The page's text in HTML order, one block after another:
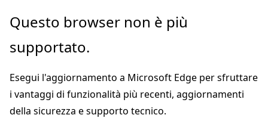
Ignora
passa
contenuto
principale
Questo browser non è più
supportato.
Esegui l'aggiornamento a Microsoft Edge per sfruttare
i vantaggi di funzionalità più recenti, aggiornamenti
della sicurezza e supporto tecnico.